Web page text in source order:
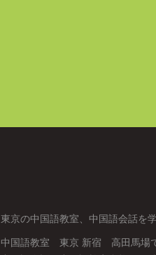
東京の中国語教室、中国語会話を
中国語教室 東京 新宿 高田馬場で